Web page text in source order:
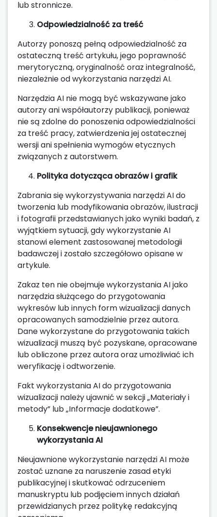
lub stronnicze.
Odpowiedzialność za treść
Autorzy ponoszą pełną odpowiedzialność za
ostateczną treść artykułu, jego poprawność
merytoryczną, oryginalność oraz integralność,
niezależnie od wykorzystania narzędzi AI.
Narzędzia AI nie mogą być wskazywane jako
autorzy ani współautorzy publikacji, ponieważ
nie są zdolne do ponoszenia odpowiedzialności
za treść pracy, zatwierdzenia jej ostatecznej
wersji ani spełnienia wymogów etycznych
związanych z autorstwem.
Polityka dotycząca obrazów i grafik
Zabrania się wykorzystywania narzędzi AI do
tworzenia lub modyfikowania obrazów, ilustracji
i fotografii przedstawianych jako wyniki badań, z
wyjątkiem sytuacji, gdy wykorzystanie AI
stanowi element zastosowanej metodologii
badawczej i zostało szczegółowo opisane w
artykule.
Zakaz ten nie obejmuje wykorzystania AI jako
narzędzia służącego do przygotowania
wykresów lub innych form wizualizacji danych
opracowanych samodzielnie przez autora.
Dane wykorzystane do przygotowania takich
wizualizacji muszą być pozyskane, opracowane
lub obliczone przez autora oraz umożliwiać ich
weryfikację i odtworzenie.
Fakt wykorzystania AI do przygotowania
wizualizacji należy ujawnić w sekcji „Materiały i
metody” lub „Informacje dodatkowe”.
Konsekwencje nieujawnionego
wykorzystania AI
Nieujawnione wykorzystanie narzędzi AI może
zostać uznane za naruszenie zasad etyki
publikacyjnej i skutkować odrzuceniem
manuskryptu lub podjęciem innych działań
przewidzianych przez politykę redakcyjną